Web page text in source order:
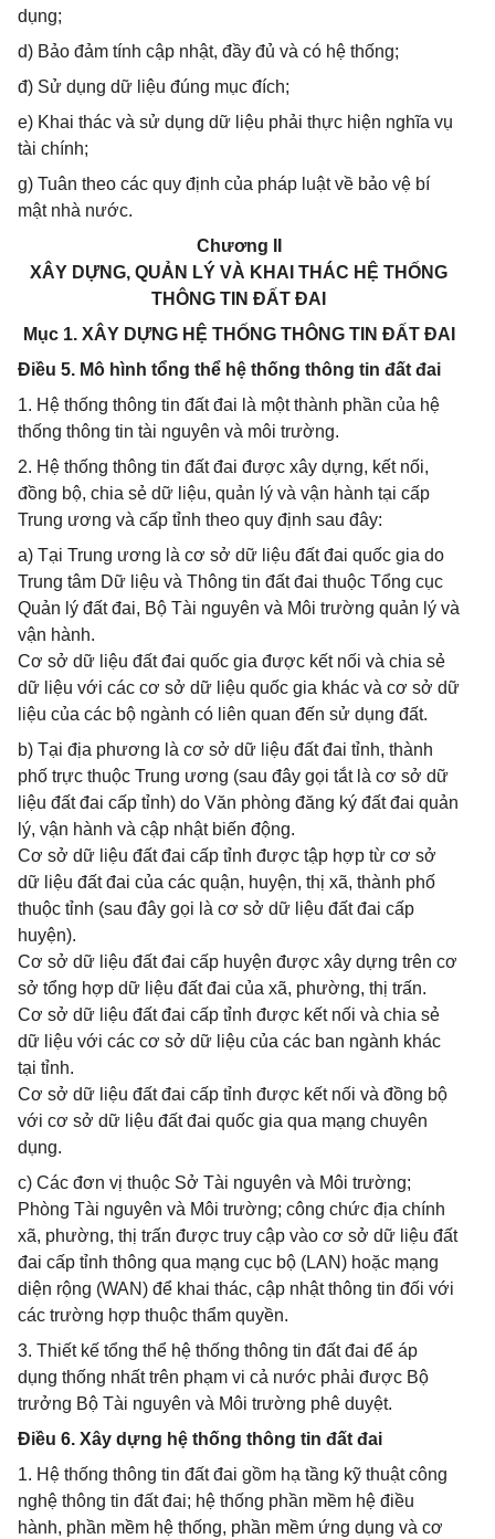
dụng;
d) Bảo đảm tính cập nhật, đầy đủ và có hệ thống;
đ) Sử dụng dữ liệu đúng mục đích;
e) Khai thác và sử dụng dữ liệu phải thực hiện nghĩa vụ
tài chính;
g) Tuân theo các quy định của pháp luật về bảo vệ bí
mật nhà nước.
Chương II
XÂY DỰNG, QUẢN LÝ VÀ KHAI THÁC HỆ THỐNG
THÔNG TIN ĐẤT ĐAI
Mục 1. XÂY DỰNG HỆ THỐNG THÔNG TIN ĐẤT ĐAI
Điều 5. Mô hình tổng thể hệ thống thông tin đất đai
1. Hệ thống thông tin đất đai là một thành phần của hệ
thống thông tin tài nguyên và môi trường.
2. Hệ thống thông tin đất đai được xây dựng, kết nối,
đồng bộ, chia sẻ dữ liệu, quản lý và vận hành tại cấp
Trung ương và cấp tỉnh theo quy định sau đây:
a) Tại Trung ương là cơ sở dữ liệu đất đai quốc gia do
Trung tâm Dữ liệu và Thông tin đất đai thuộc Tổng cục
Quản lý đất đai, Bộ Tài nguyên và Môi trường quản lý và
vận hành.
Cơ sở dữ liệu đất đai quốc gia được kết nối và chia sẻ
dữ liệu với các cơ sở dữ liệu quốc gia khác và cơ sở dữ
liệu của các bộ ngành có liên quan đến sử dụng đất.
b) Tại địa phương là cơ sở dữ liệu đất đai tỉnh, thành
phố trực thuộc Trung ương (sau đây gọi tắt là cơ sở dữ
liệu đất đai cấp tỉnh) do Văn phòng đăng ký đất đai quản
lý, vận hành và cập nhật biến động.
Cơ sở dữ liệu đất đai cấp tỉnh được tập hợp từ cơ sở
dữ liệu đất đai của các quận, huyện, thị xã, thành phố
thuộc tỉnh (sau đây gọi là cơ sở dữ liệu đất đai cấp
huyện).
Cơ sở dữ liệu đất đai cấp huyện được xây dựng trên cơ
sở tổng hợp dữ liệu đất đai của xã, phường, thị trấn.
Cơ sở dữ liệu đất đai cấp tỉnh được kết nối và chia sẻ
dữ liệu với các cơ sở dữ liệu của các ban ngành khác
tại tỉnh.
Cơ sở dữ liệu đất đai cấp tỉnh được kết nối và đồng bộ
với cơ sở dữ liệu đất đai quốc gia qua mạng chuyên
dụng.
c) Các đơn vị thuộc Sở Tài nguyên và Môi trường;
Phòng Tài nguyên và Môi trường; công chức địa chính
xã, phường, thị trấn được truy cập vào cơ sở dữ liệu đất
đai cấp tỉnh thông qua mạng cục bộ (LAN) hoặc mạng
diện rộng (WAN) để khai thác, cập nhật thông tin đối với
các trường hợp thuộc thẩm quyền.
3. Thiết kế tổng thể hệ thống thông tin đất đai để áp
dụng thống nhất trên phạm vi cả nước phải được Bộ
trưởng Bộ Tài nguyên và Môi trường phê duyệt.
Điều 6. Xây dựng hệ thống thông tin đất đai
1. Hệ thống thông tin đất đai gồm hạ tầng kỹ thuật công
nghệ thông tin đất đai; hệ thống phần mềm hệ điều
hành, phần mềm hệ thống, phần mềm ứng dụng và cơ